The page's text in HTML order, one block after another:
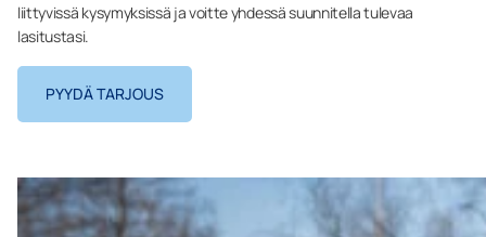
liittyvissä kysymyksissä ja voitte yhdessä suunnitella tulevaa
lasitustasi.
PYYDÄ TARJOUS